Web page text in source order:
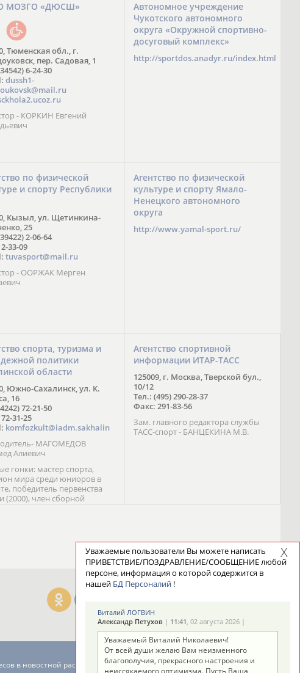
МОЗГО «ДЮСШ»
Тюменская обл., г.
пер. Садовая, 1
6-24-30
dussh1-
- КОРКИН Евгений
Автономное учреждение
Чукотского автономного
округа «Окружной спортивно-
досуговый комплекс»
http://sportdos.anadyr.ru/index.html
по физической
и спорту Республики
Кызыл, ул. Щетинкина-
25
2-06-64
33-09
tuvasport@mail.ru
- ООРЖАК Мерген
Агентство по физической
культуре и спорту Ямало-
Ненецкого автономного
округа
http://www.yamal-sport.ru/
спорта, туризма и
политики
области
Южно-Сахалинск, ул. К.
16
72-21-50
31-25
komfozkult@iadm.sakhalin
МАГОМЕДОВ
Алиевич
гонки: мастер спорта,
мира среди юниоров в
победитель первенства
(2000), член сборной
России С. Новиков;
России (1999) В. Разницын;
России (1999, 2000), член
сборной команды
Агентство спортивной
информации ИТАР-ТАСС
125009, г. Москва, Тверской бул.,
10/12
Тел.: (495) 290-28-37
Факс: 291-83-56
Зам. главного редактора службы
ТАСС-спорт - БАНЦЕКИНА М.В.
в новостной рассылке: 996
Уважаемые пользователи Вы можете написать
ПРИВЕТСТВИЕ/ПОЗДРАВЛЕНИЕ/СООБЩЕНИЕ любой
персоне, информация о которой содержится в
нашей БД Персоналий !
Виталий ЛОГВИН
Александр Петухов | 11:41, 02 августа 2026 |
Уважаемый Виталий Николаевич!
От всей души желаю Вам неизменного
благополучия, прекрасного настроения и
неиссякаемого оптимизма. Пусть Ваша